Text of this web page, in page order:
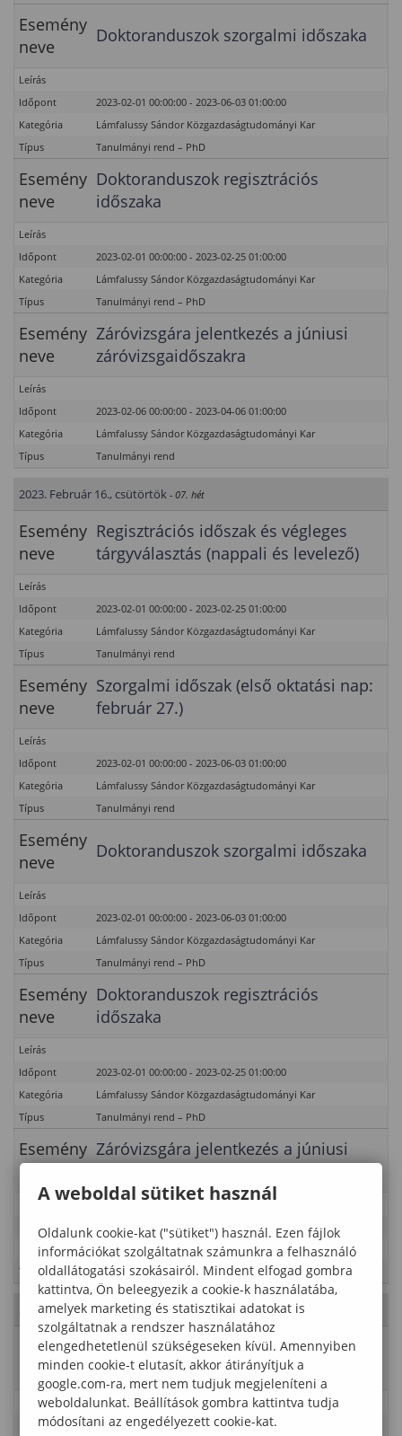
Esemény
neve
Doktoranduszok szorgalmi időszaka
Leírás
Időpont
2023-02-01 00:00:00 - 2023-06-03 01:00:00
Kategória
Lámfalussy Sándor Közgazdaságtudományi Kar
Típus
Tanulmányi rend – PhD
Esemény
neve
Doktoranduszok regisztrációs
időszaka
Leírás
Időpont
2023-02-01 00:00:00 - 2023-02-25 01:00:00
Kategória
Lámfalussy Sándor Közgazdaságtudományi Kar
Típus
Tanulmányi rend – PhD
Esemény
neve
Záróvizsgára jelentkezés a júniusi
záróvizsgaidőszakra
Leírás
Időpont
2023-02-06 00:00:00 - 2023-04-06 01:00:00
Kategória
Lámfalussy Sándor Közgazdaságtudományi Kar
Típus
Tanulmányi rend
2023. Február 16., csütörtök - 07. hét
Esemény
neve
Regisztrációs időszak és végleges
tárgyválasztás (nappali és levelező)
Leírás
Időpont
2023-02-01 00:00:00 - 2023-02-25 01:00:00
Kategória
Lámfalussy Sándor Közgazdaságtudományi Kar
Típus
Tanulmányi rend
Esemény
neve
Szorgalmi időszak (első oktatási nap:
február 27.)
Leírás
Időpont
2023-02-01 00:00:00 - 2023-06-03 01:00:00
Kategória
Lámfalussy Sándor Közgazdaságtudományi Kar
Típus
Tanulmányi rend
Esemény
neve
Doktoranduszok szorgalmi időszaka
Leírás
Időpont
2023-02-01 00:00:00 - 2023-06-03 01:00:00
Kategória
Lámfalussy Sándor Közgazdaságtudományi Kar
Típus
Tanulmányi rend – PhD
Esemény
neve
Doktoranduszok regisztrációs
időszaka
Leírás
Időpont
2023-02-01 00:00:00 - 2023-02-25 01:00:00
Kategória
Lámfalussy Sándor Közgazdaságtudományi Kar
Típus
Tanulmányi rend – PhD
Esemény
neve
Záróvizsgára jelentkezés a júniusi
Leírás
Időpont
2023-02-06 00:00:00 - 2023-04-06 01:00:00
Kategória
Lámfalussy Sándor Közgazdaságtudományi Kar
Típus
Tanulmányi rend
2023. Február 17., péntek - 07. hét
Esemény
neve
Regisztrációs időszak és végleges
tárgyválasztás (nappali és levelező)
Leírás
Időpont
2023-02-01 00:00:00 - 2023-02-25 01:00:00
A weboldal sütiket használ
Oldalunk cookie-kat ("sütiket") használ. Ezen fájlok
információkat szolgáltatnak számunkra a felhasználó
oldallátogatási szokásairól. Mindent elfogad gombra
kattintva, Ön beleegyezik a cookie-k használatába,
amelyek marketing és statisztikai adatokat is
szolgáltatnak a rendszer használatához
elengedhetetlenül szükségeseken kívül. Amennyiben
minden cookie-t elutasít, akkor átirányítjuk a
google.com-ra, mert nem tudjuk megjeleníteni a
weboldalunkat. Beállítások gombra kattintva tudja
módosítani az engedélyezett cookie-kat.